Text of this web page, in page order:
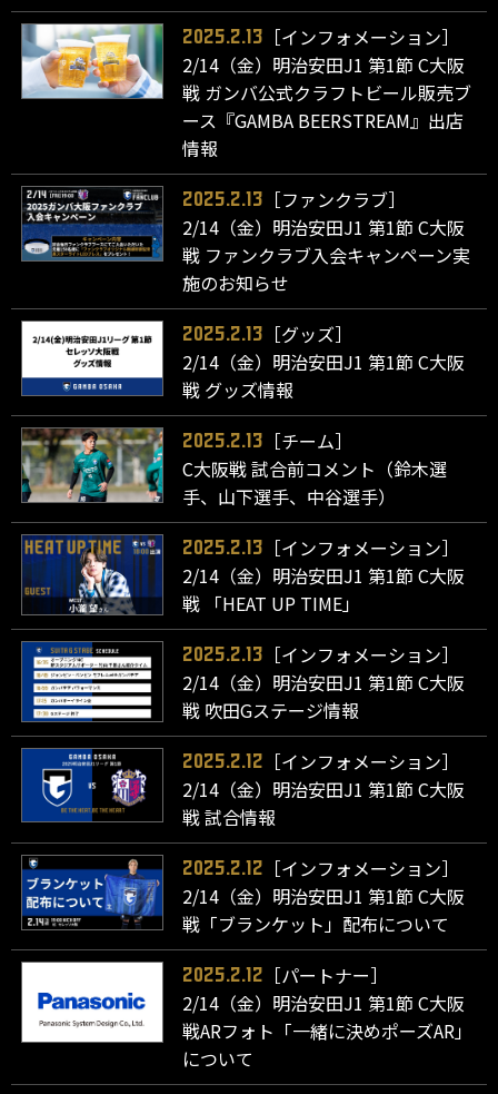
2025.2.13
［インフォメーション］
2/14（金）明治安田J1 第1節 C大阪
戦 ガンバ公式クラフトビール販売ブ
ース『GAMBA BEERSTREAM』出店
情報
2025.2.13
［ファンクラブ］
2/14（金）明治安田J1 第1節 C大阪
戦 ファンクラブ入会キャンペーン実
施のお知らせ
2025.2.13
［グッズ］
2/14（金）明治安田J1 第1節 C大阪
戦 グッズ情報
2025.2.13
［チーム］
C大阪戦 試合前コメント（鈴木選
手、山下選手、中谷選手）
2025.2.13
［インフォメーション］
2/14（金）明治安田J1 第1節 C大阪
戦 「HEAT UP TIME」
2025.2.13
［インフォメーション］
2/14（金）明治安田J1 第1節 C大阪
戦 吹田Gステージ情報
2025.2.12
［インフォメーション］
2/14（金）明治安田J1 第1節 C大阪
戦 試合情報
2025.2.12
［インフォメーション］
2/14（金）明治安田J1 第1節 C大阪
戦「ブランケット」配布について
2025.2.12
［パートナー］
2/14（金）明治安田J1 第1節 C大阪
戦ARフォト「一緒に決めポーズAR」
について